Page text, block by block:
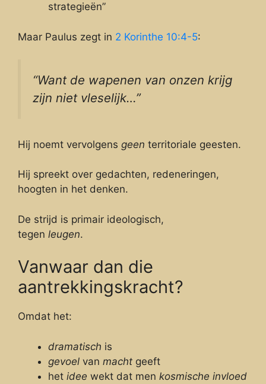
strategieën”
Maar Paulus zegt in 2 Korinthe 10:4-5:
“Want de wapenen van onzen krijg
zijn niet vleselijk…”
Hij noemt vervolgens geen territoriale geesten.
Hij spreekt over gedachten, redeneringen,
hoogten in het denken.
De strijd is primair ideologisch,
tegen leugen.
Vanwaar dan die
aantrekkingskracht?
Omdat het:
dramatisch is
gevoel van macht geeft
het idee wekt dat men kosmische invloed